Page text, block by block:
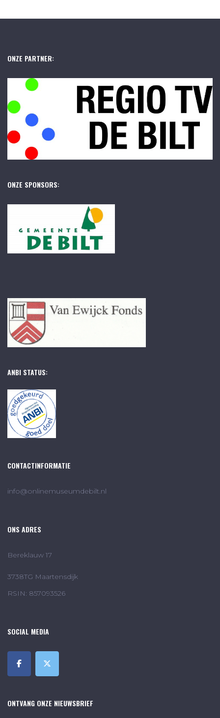
ONZE PARTNER:
ONZE SPONSORS:
ANBI STATUS:
CONTACTINFORMATIE
info@onlinemuseumdebilt.nl
ONS ADRES
Bereklauw 17
3738TG Maartensdijk
RSIN: 857093526
SOCIAL MEDIA
ONTVANG ONZE NIEUWSBRIEF